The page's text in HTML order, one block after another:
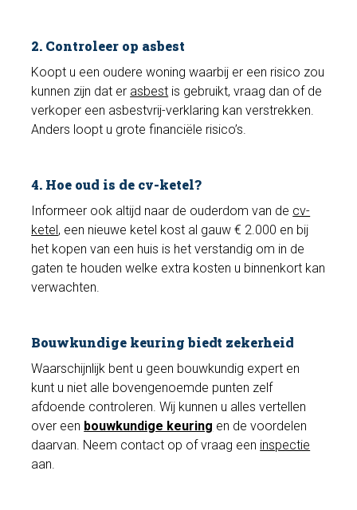
2. Controleer op asbest
Koopt u een oudere woning waarbij er een risico zou
kunnen zijn dat er asbest is gebruikt, vraag dan of de
verkoper een asbestvrij-verklaring kan verstrekken.
Anders loopt u grote financiële risico’s.
4. Hoe oud is de cv-ketel?
Informeer ook altijd naar de ouderdom van de cv-
ketel , een nieuwe ketel kost al gauw € 2.000 en bij
het kopen van een huis is het verstandig om in de
gaten te houden welke extra kosten u binnenkort kan
verwachten.
Bouwkundige keuring biedt zekerheid
Waarschijnlijk bent u geen bouwkundig expert en
kunt u niet alle bovengenoemde punten zelf
afdoende controleren. Wij kunnen u alles vertellen
over een bouwkundige keuring en de voordelen
daarvan. Neem contact op of vraag een inspectie
aan.